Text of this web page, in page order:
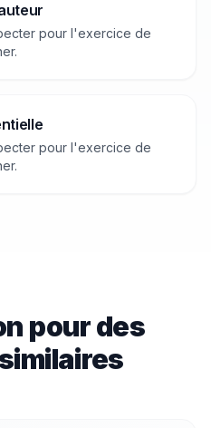
pour l'exercice de
.
pour l'exercice de
.
pour des